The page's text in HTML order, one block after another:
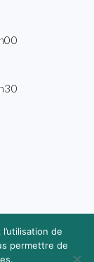
de
permettre de